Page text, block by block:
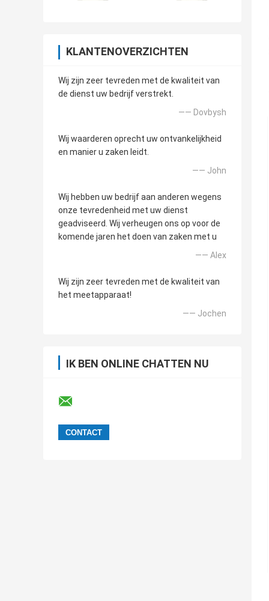
KLANTENOVERZICHTEN
Wij zijn zeer tevreden met de kwaliteit van
de dienst uw bedrijf verstrekt.
—— Dovbysh
Wij waarderen oprecht uw ontvankelijkheid
en manier u zaken leidt.
—— John
Wij hebben uw bedrijf aan anderen wegens
onze tevredenheid met uw dienst
geadviseerd. Wij verheugen ons op voor de
komende jaren het doen van zaken met u
—— Alex
Wij zijn zeer tevreden met de kwaliteit van
het meetapparaat!
—— Jochen
IK BEN ONLINE CHATTEN NU